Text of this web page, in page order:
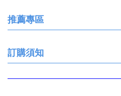
推薦專區
訂購須知